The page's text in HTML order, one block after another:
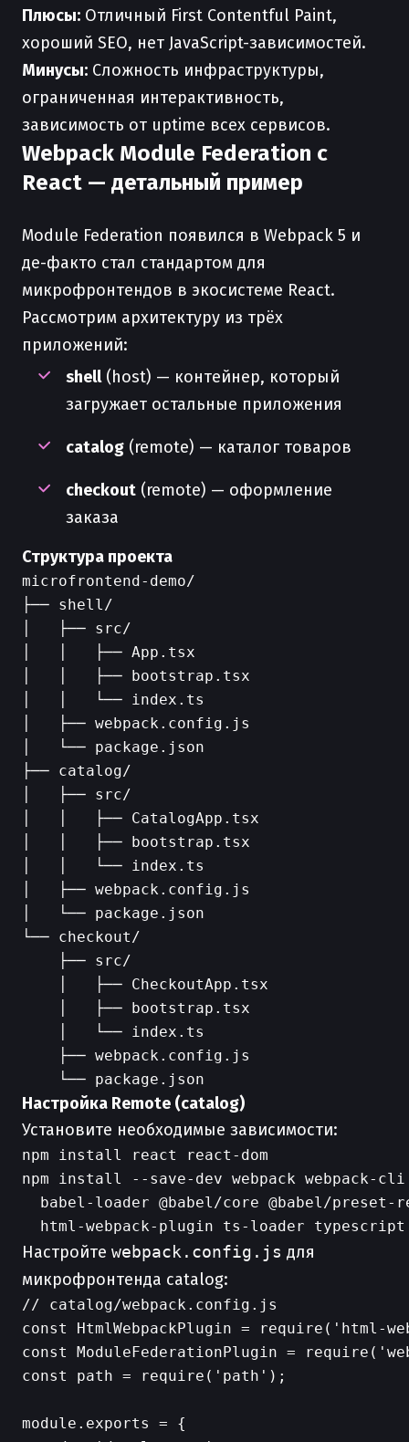
Плюсы: Отличный First Contentful Paint,
хороший SEO, нет JavaScript-зависимостей.
Минусы: Сложность инфраструктуры,
ограниченная интерактивность,
зависимость от uptime всех сервисов.
Webpack Module Federation с
React — детальный пример
Module Federation появился в Webpack 5 и
де-факто стал стандартом для
микрофронтендов в экосистеме React.
Рассмотрим архитектуру из трёх
приложений:
shell(host) — контейнер, который
загружает остальные приложения
catalog (remote) — каталог товаров
checkout (remote) — оформление
заказа
Структура проекта
microfrontend-demo/
├── shell/
│   ├── src/
│   │   ├── App.tsx
│   │   ├── bootstrap.tsx
│   │   └── index.ts
│   ├── webpack.config.js
│   └── package.json
├── catalog/
│   ├── src/
│   │   ├── CatalogApp.tsx
│   │   ├── bootstrap.tsx
│   │   └── index.ts
│   ├── webpack.config.js
│   └── package.json
└── checkout/
    ├── src/
    │   ├── CheckoutApp.tsx
    │   ├── bootstrap.tsx
    │   └── index.ts
    ├── webpack.config.js
Настройка Remote (catalog)
Установите необходимые зависимости:
npm install react react-dom
npm install --save-dev webpack webpack-
babel-loader @babel/core @babel/preset-
Настройте webpack.config.js для
микрофронтенда catalog:
// catalog/webpack.config.js
const HtmlWebpackPlugin = require('html-
const ModuleFederationPlugin =
const path = require('path');
module.exports = {